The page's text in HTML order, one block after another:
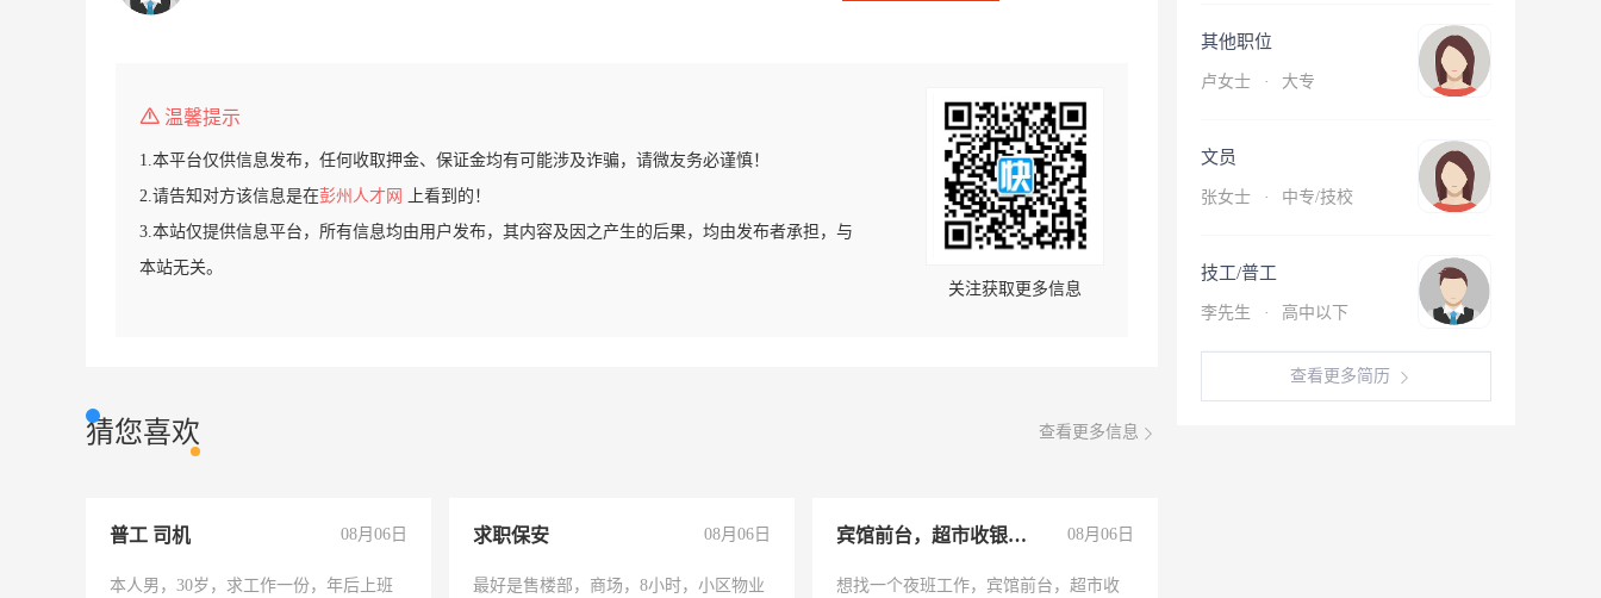
温馨提示
1.本平台仅供信息发布，任何收取押金、保证金均有可能涉及诈骗，请微友务必谨慎！
2.请告知对方该信息是在彭州人才网
上看到的！
3.本站仅提供信息平台，所有信息均由用户发布，其内容及因之产生的后果，均由发布者承担，与
本站无关。
关注获取更多信息
猜您喜欢 查看更多信息
普工 司机 08月06日
本人男，30岁，求工作一份，年后上班
求职保安 08月06日
最好是售楼部，商场，8小时，小区物业
宾馆前台，超市收银员，淘宝客服 08月06日
想找一个夜班工作，宾馆前台，超市收
其他职位
卢女士 · 大专
文员
张女士 · 中专/技校
技工/普工
李先生 · 高中以下
查看更多简历